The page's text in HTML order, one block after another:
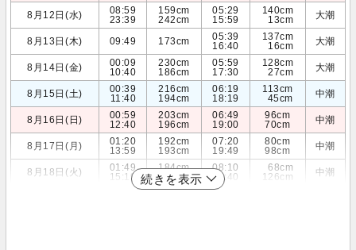
8月12日(水)
08:59
23:39
159cm
242cm
05:29
15:59
140cm
13cm
大潮
8月13日(木) 09:49 173cm
05:39
16:40
137cm
16cm
大潮
8月14日(金)
00:09
10:40
230cm
186cm
05:59
17:30
128cm
27cm
大潮
8月15日(土)
00:39
11:40
216cm
194cm
06:19
18:19
113cm
45cm
中潮
8月16日(日)
00:59
12:40
203cm
196cm
06:49
19:00
96cm
70cm
中潮
8月17日(月)
01:20
13:59
192cm
193cm
07:20
19:49
80cm
98cm
中潮
8月18日(火)
01:49
15:19
184cm
188cm
08:10
20:40
68cm
126cm
中潮
続きを表示